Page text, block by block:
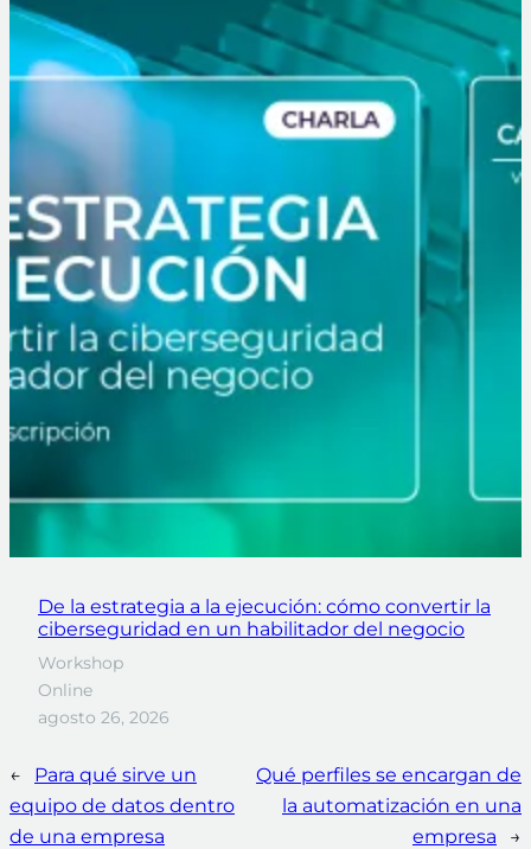
De la estrategia a la ejecución: cómo convertir la
ciberseguridad en un habilitador del negocio
Workshop
Online
agosto 26, 2026
←
Para qué sirve un
equipo de datos dentro
de una empresa
Qué perfiles se encargan de
la automatización en una
empresa
→